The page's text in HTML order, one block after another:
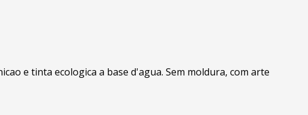
e tinta ecologica a base d'agua. Sem moldura, com arte